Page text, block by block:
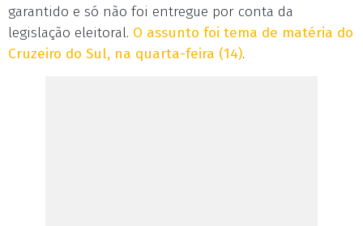
garantido e só não foi entregue por conta da
legislação eleitoral. O assunto foi tema de matéria do
Cruzeiro do Sul, na quarta-feira (14).